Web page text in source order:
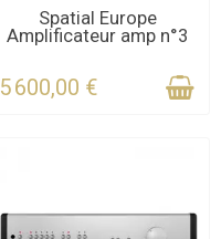
CONTACTEZ-NOUS
POUR LE DÉLAI
Spatial Europe
Amplificateur amp n°3
5 600,00 €